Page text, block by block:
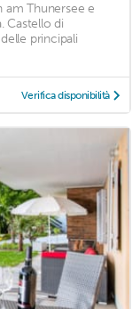
Thunersee e
Castello di
principali
Verifica disponibilità